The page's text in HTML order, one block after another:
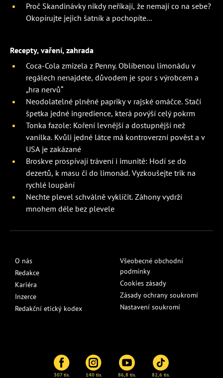
Proč Skandinávky nikdy neříkají, že nemají co na sebe?
Okopírujte jejich šatník a pochopíte...
Recepty, vaření, zahrada
Coca-Cola zmizela z Penny. Oblíbenou limonádu v
regálech nenajdete, důvodem je spor s výrobcem a
„hra nervů“
Neodolatelné plněné papriky v rajské omáčce. Stačí
špetka jedné ingredience, která povýší celý pokrm
Tonka fazole: Koření levnější a dostupnější než
vanilka. Kvůli jedné látce má kontroverzní pověst a v
USA je zakázané
Broskve prospívají trávení i imunitě: Hodí se do
dezertů, k masu či do limonád. Vyzkoušejte trik na
rychlé loupání
Nechte plevel schválně vyklíčit. Záhony vydrží
mnohem déle bez plevele
O nás
Redakce
Kariéra
Inzerce
Redakční etický kodex
Všeobecné obchodní
podmínky
Cookies zásady
Zásady ochrany soukromí
Nastavení soukromí
307 tis. 140 tis. 86,8 tis. 82,6 tis.